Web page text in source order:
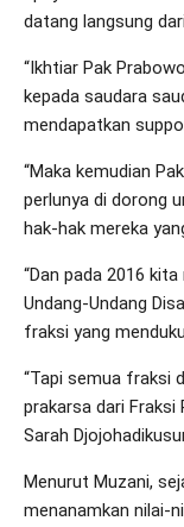
datang langsung
“Ikhtiar Pak
kepada saudara
mendapatkan
“Maka kemudian
perlunya di dorong
hak-hak mereka
“Dan pada 2016
Undang-Undang
fraksi yang
“Tapi semua fraksi
prakarsa dari Fraksi
Sarah
Menurut Muzani,
menanamkan nilai-